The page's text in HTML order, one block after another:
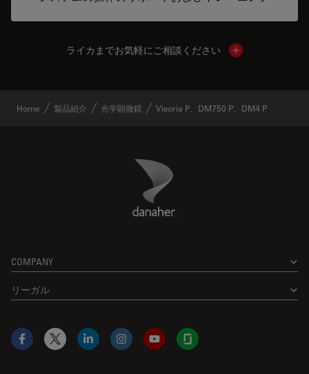
ライカまでお気軽にご相談ください Show local
Home 製品紹介 光学顕微鏡 Visoria P、DM750 P、DM4 P
Danaher Logo
COMPANY
リーガル
Facebook
X LinkedInInstagramYouTubeGlassdoor